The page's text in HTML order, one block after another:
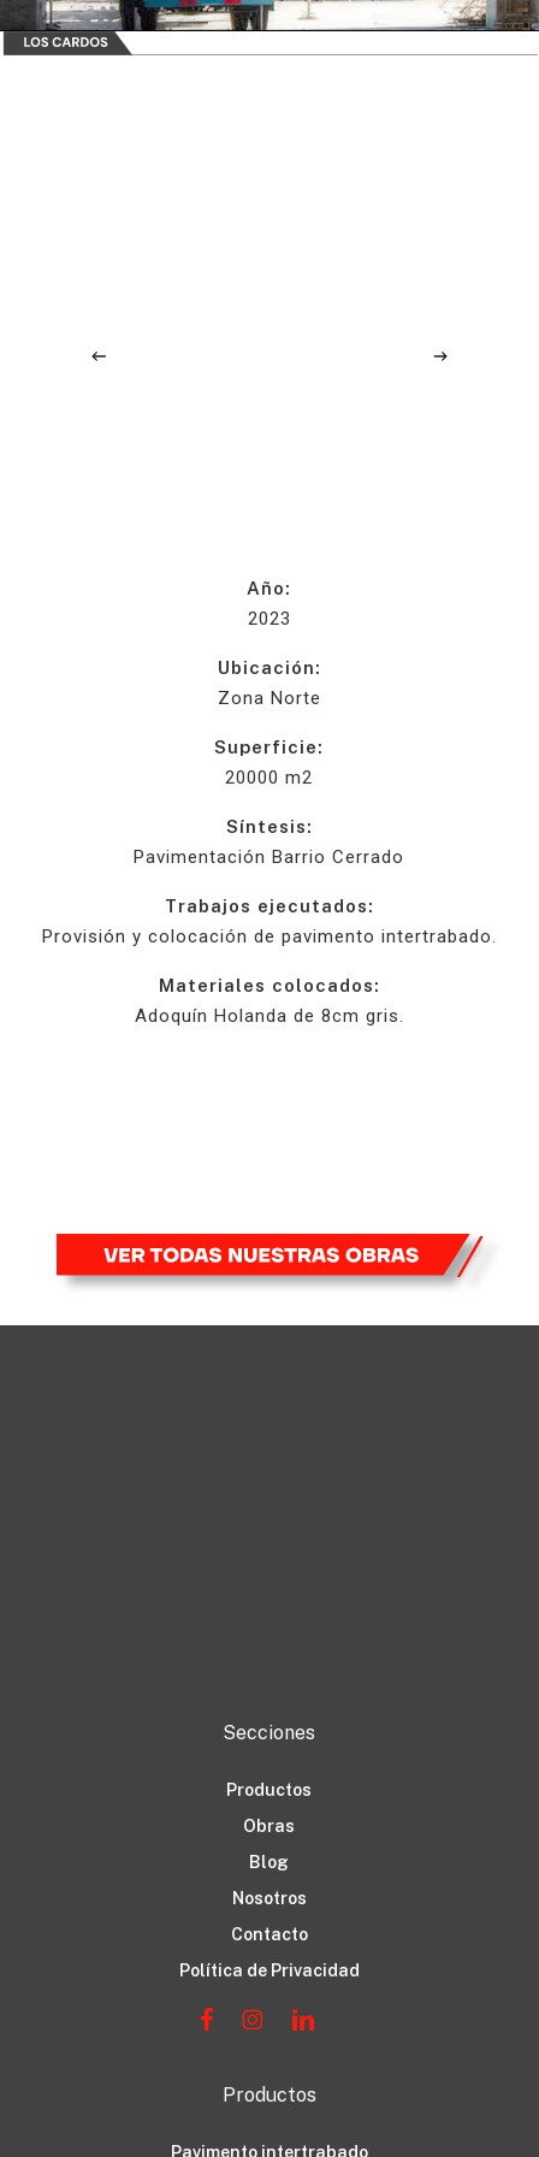
Año:
2023
Ubicación:
Zona Norte
Superficie:
20000 m2
Síntesis:
Pavimentación Barrio Cerrado
Trabajos ejecutados:
Provisión y colocación de pavimento intertrabado.
Materiales colocados:
Adoquín Holanda de 8cm gris.
Secciones
Productos
Obras
Blog
Nosotros
Contacto
Política de Privacidad
Productos
Pavimento intertrabado